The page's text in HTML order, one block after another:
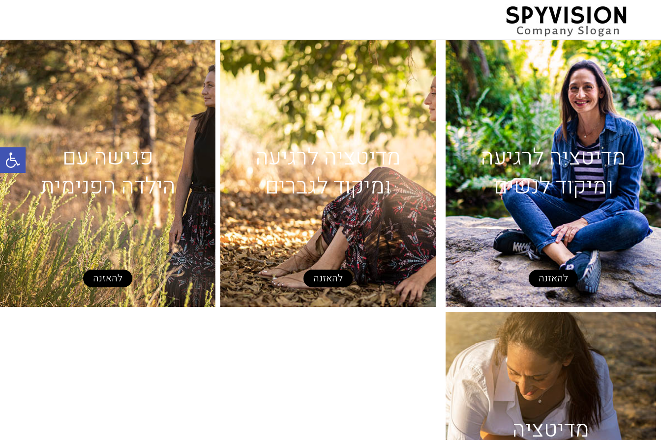
מדיטציה לרגיעה
ומיקוד לנשים
להאזנה
מדיטציה לרגיעה
ומיקוד לגברים
להאזנה
פגישה עם
הילדה הפנימית
להאזנה
מדיטציה